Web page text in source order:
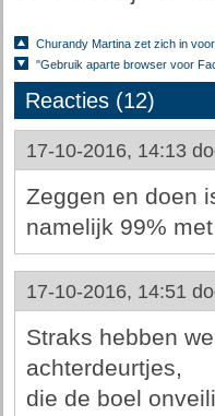
Churandy Martina zet zich in
"Gebruik aparte browser voor
Reacties (12)
17-10-2016, 14:13
Zeggen en doen
namelijk 99%
17-10-2016, 14:51
Straks hebben
achterdeurtjes,
die de boel